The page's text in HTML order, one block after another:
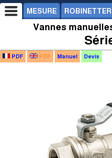
MESURE
Vannes
PDF PDF Manuel Devis